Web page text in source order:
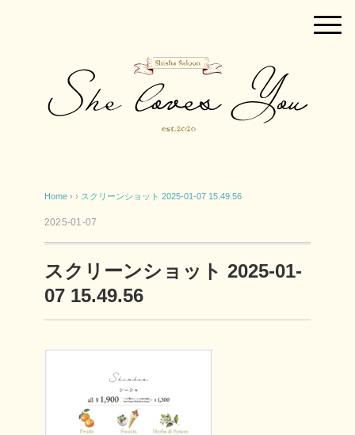
Home › › スクリーンショット 2025-01-07 15.49.56
2025-01-07
スクリーンショット 2025-01-
07 15.49.56